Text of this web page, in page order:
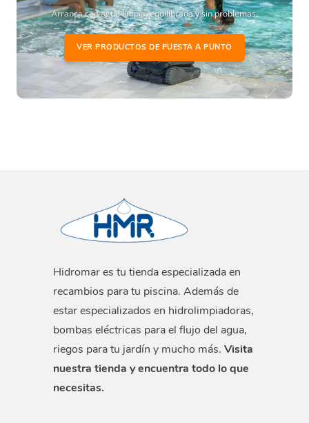
Arranca con agua limpia, equilibrada y sin problemas.
VER PRODUCTOS DE PUESTA A PUNTO
Hidromar es tu tienda especializada en
recambios para tu piscina. Además de
estar especializados en hidrolimpiadoras,
bombas eléctricas para el flujo del agua,
riegos para tu jardín y mucho más. Visita
nuestra tienda y encuentra todo lo que
necesitas.